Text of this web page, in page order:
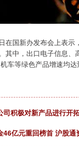
国新办发布会上表示
其中，出口电子信息
车等绿色产品增速均达
司积极对新产品进行开
46亿元重回榜首 沪股通